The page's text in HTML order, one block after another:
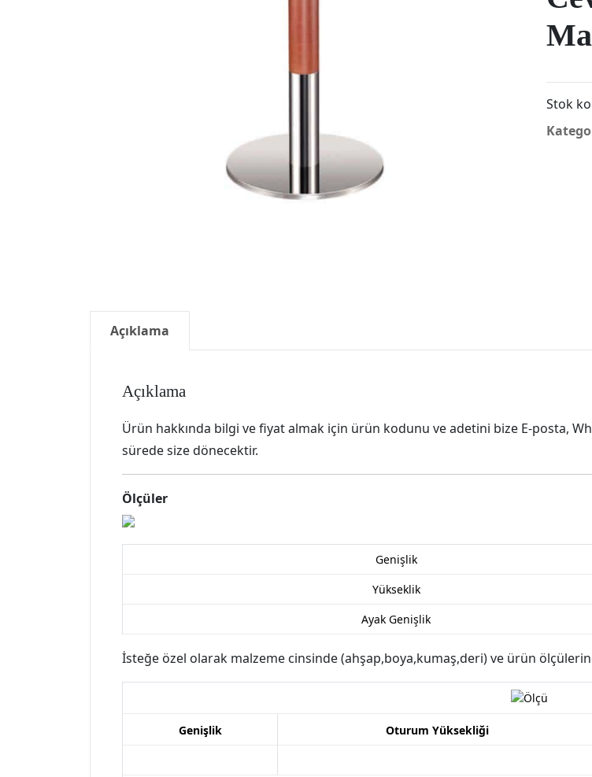
Stok
Açıklama
Açıklama
Ürün hakkında bilgi ve fiyat almak için ürün kodunu ve adetini bize E-posta,
sürede size dönecektir.
Ölçüler
Genişlik
Yükseklik
Ayak Genişlik
İsteğe özel olarak malzeme cinsinde (ahşap,boya,kumaş,deri) ve ürün
Genişlik Oturum Yüksekliği